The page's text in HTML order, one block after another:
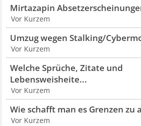
Mirtazapin
Vor Kurzem
Umzug wegen Stalking/
Vor Kurzem
Welche Sprüche, Zitate und
Lebensweisheite...
Vor Kurzem
Wie schafft man es Grenzen zu
Vor Kurzem